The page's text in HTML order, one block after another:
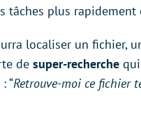
tâches plus
localiser un
de super-recherche
“Retrouve-moi ce fichier